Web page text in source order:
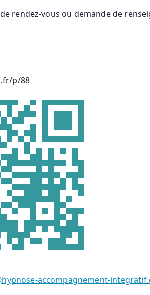
rendez-vous ou demande de
p/88
accompagnement-